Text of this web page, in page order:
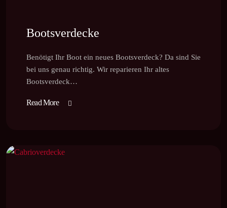
Bootsverdecke
Benötigt Ihr Boot ein neues Bootsverdeck? Da sind Sie
bei uns genau richtig. Wir reparieren Ihr altes
Bootsverdeck…
Read More